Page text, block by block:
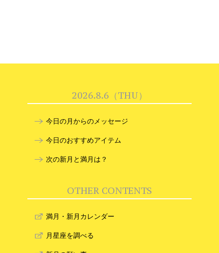
2026.8.6（THU）
今日の月からのメッセージ
今日のおすすめアイテム
次の新月と満月は？
OTHER CONTENTS
満月・新月カレンダー
月星座を調べる